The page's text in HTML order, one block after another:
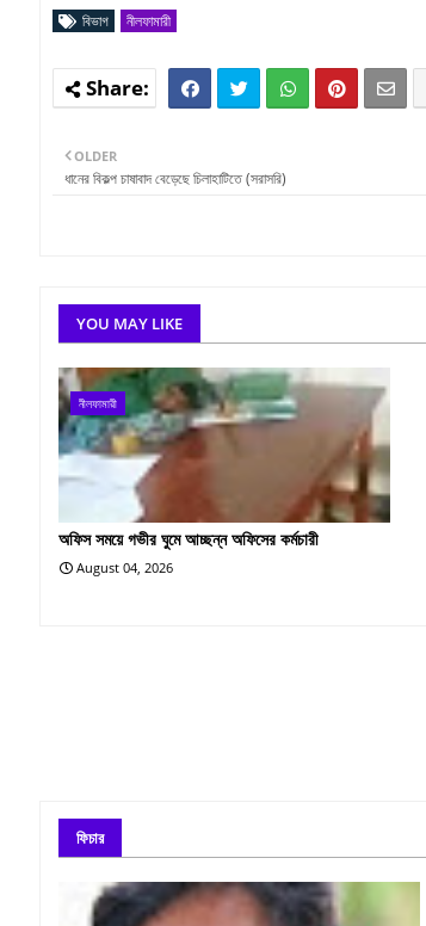
বিভাগ নীলফামারী
OLDER
ধানের বিকল্প চাষাবাদ বেড়েছে চিলাহাটিতে (সরাসরি)
YOU MAY LIKE
নীলফামারী
অফিস সময়ে গভীর ঘুমে আচ্ছন্ন অফিসের কর্মচারী
August 04, 2026
ফিচার